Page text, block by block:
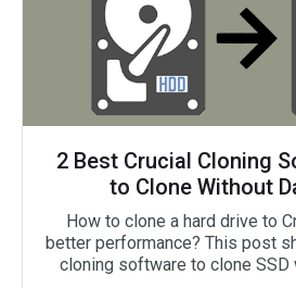
2 Best Crucial Cloning
to Clone Without
How to clone a hard drive to
better performance? This post
cloning software to clone SSD